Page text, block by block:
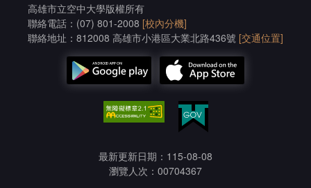
高雄市立空中大學版權所有
聯絡電話：(07) 801-2008 [校內分機]
聯絡地址：812008 高雄市小港區大業北路436號 [交通位置]
最新更新日期：115-08-08
瀏覽人次：00704367